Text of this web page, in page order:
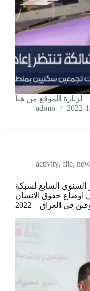
لزيارة الموقع من هنا
admin
2022-
activity, file,
السنوي السابع لشبكة
اوضاع حقوق الانسان
في العراق – 2022